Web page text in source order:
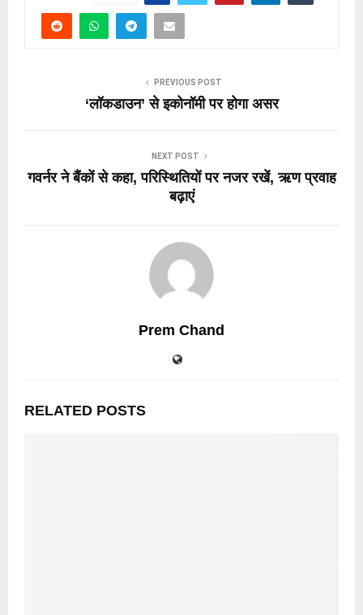
PREVIOUS POST
‘लॉकडाउन’ से इकोनॉमी पर होगा असर
NEXT POST
गवर्नर ने बैंकों से कहा, परिस्थितियों पर नजर रखें, ऋण प्रवाह
बढ़ाएं
Prem Chand
RELATED POSTS